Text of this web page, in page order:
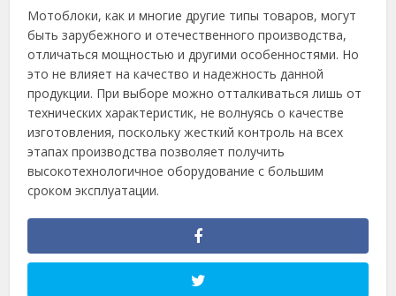
Мотоблоки, как и многие другие типы товаров, могут
быть зарубежного и отечественного производства,
отличаться мощностью и другими особенностями. Но
это не влияет на качество и надежность данной
продукции. При выборе можно отталкиваться лишь от
технических характеристик, не волнуясь о качестве
изготовления, поскольку жесткий контроль на всех
этапах производства позволяет получить
высокотехнологичное оборудование с большим
сроком эксплуатации.